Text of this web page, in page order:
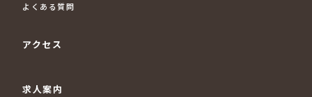
よくある質問
アクセス
求人案内